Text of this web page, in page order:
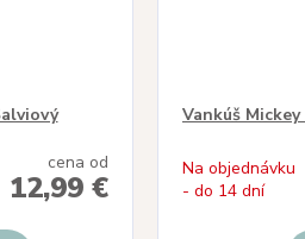
cena od
12,99 €
Vankúš
Na objednávku
- do 14 dní